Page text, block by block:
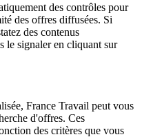
des contrôles pour
des offres diffusées. Si
des contenus
le signaler en cliquant sur
France Travail peut vous
d'offres. Ces
des critères que vous